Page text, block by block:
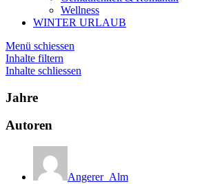
Wellness
WINTER URLAUB
Menü schiessen
Inhalte filtern
Inhalte schliessen
Jahre
Autoren
Angerer_Alm